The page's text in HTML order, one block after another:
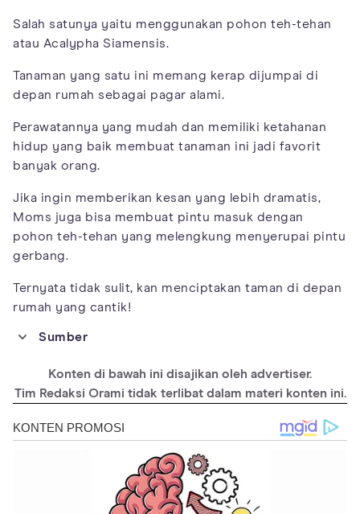
Salah satunya yaitu menggunakan pohon teh-tehan
atau Acalypha Siamensis.
Tanaman yang satu ini memang kerap dijumpai di
depan rumah sebagai pagar alami.
Perawatannya yang mudah dan memiliki ketahanan
hidup yang baik membuat tanaman ini jadi favorit
banyak orang.
Jika ingin memberikan kesan yang lebih dramatis,
Moms juga bisa membuat pintu masuk dengan
pohon teh-tehan yang melengkung menyerupai pintu
gerbang.
Ternyata tidak sulit, kan menciptakan taman di depan
rumah yang cantik!
Sumber
media-tanam-1/
https://www.rhs.org.uk/garden-inspiration/garden-types/front-
gardens
https://www.gardensalive.com/product/first-time-veggie-
gardenwhere-to-start
https://www.countryliving.com/uk/homes-
interiors/gardens/advice/a2444/front-garden-design-tips-
inviting-entrance/
Konten di bawah ini disajikan oleh advertiser.
Tim Redaksi Orami tidak terlibat dalam materi konten ini.